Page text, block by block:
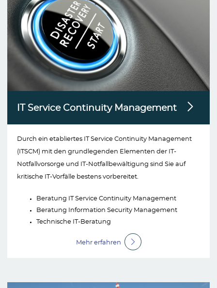
IT Service Continuity Management
Durch ein etabliertes IT Service Continuity Management
(ITSCM) mit den grundlegenden Elementen der IT-
Notfallvorsorge und IT-Notfallbewältigung sind Sie auf
kritische IT-Vorfälle bestens vorbereitet.
Beratung IT Service Continuity Management
Beratung Information Security Management
Technische IT-Beratung
Mehr erfahren